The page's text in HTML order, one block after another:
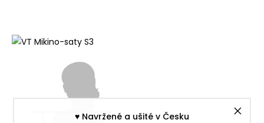
♥︎ Navržené a ušité v Česku